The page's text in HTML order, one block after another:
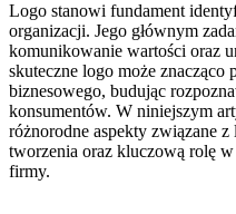
Logo stanowi fundament
organizacji. Jego głównym
komunikowanie wartości oraz
skuteczne logo może znacząco
biznesowego, budując
konsumentów. W niniejszym
różnorodne aspekty związane
tworzenia oraz kluczową rolę
firmy.